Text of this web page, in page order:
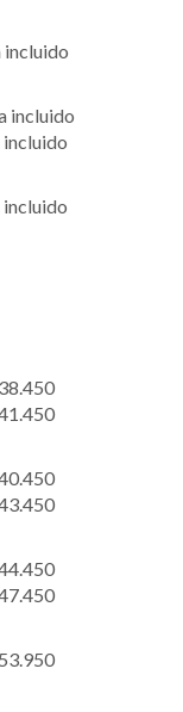
incluido
incluido
incluido
incluido